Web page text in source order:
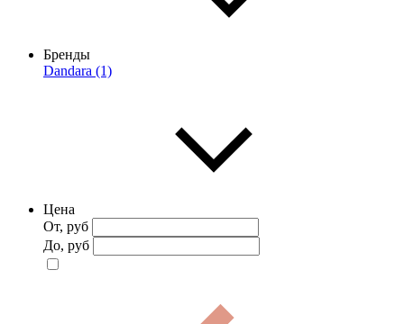
Бренды
Dandara (1)
Цена
От, руб
До, руб